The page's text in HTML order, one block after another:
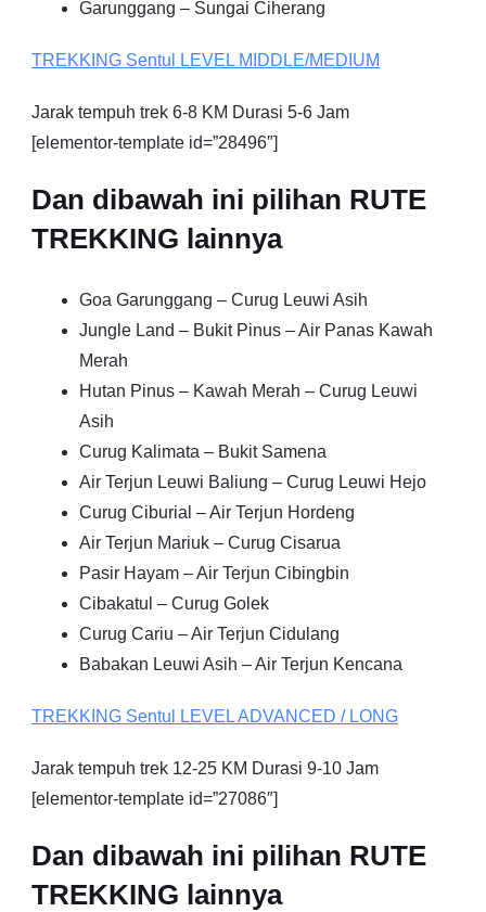
Garunggang – Sungai Ciherang
TREKKING Sentul LEVEL MIDDLE/MEDIUM
Jarak tempuh trek 6-8 KM Durasi 5-6 Jam
[elementor-template id=”28496″]
Dan dibawah ini pilihan RUTE
TREKKING lainnya
Goa Garunggang – Curug Leuwi Asih
Jungle Land – Bukit Pinus – Air Panas Kawah
Merah
Hutan Pinus – Kawah Merah – Curug Leuwi
Asih
Curug Kalimata – Bukit Samena
Air Terjun Leuwi Baliung – Curug Leuwi Hejo
Curug Ciburial – Air Terjun Hordeng
Air Terjun Mariuk – Curug Cisarua
Pasir Hayam – Air Terjun Cibingbin
Cibakatul – Curug Golek
Curug Cariu – Air Terjun Cidulang
Babakan Leuwi Asih – Air Terjun Kencana
TREKKING Sentul LEVEL ADVANCED / LONG
Jarak tempuh trek 12-25 KM Durasi 9-10 Jam
[elementor-template id=”27086″]
Dan dibawah ini pilihan RUTE
TREKKING lainnya